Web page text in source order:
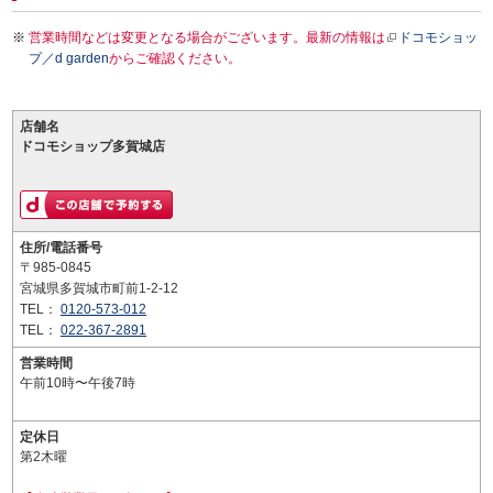
営業時間などは変更となる場合がございます。最新の情報は
ドコモショッ
プ／d gardenからご確認ください。
店舗名
ドコモショップ多賀城店
住所/電話番号
〒985-0845
宮城県多賀城市町前1-2-12
TEL： 0120-573-012
TEL： 022-367-2891
営業時間
午前10時〜午後7時
定休日
第2木曜